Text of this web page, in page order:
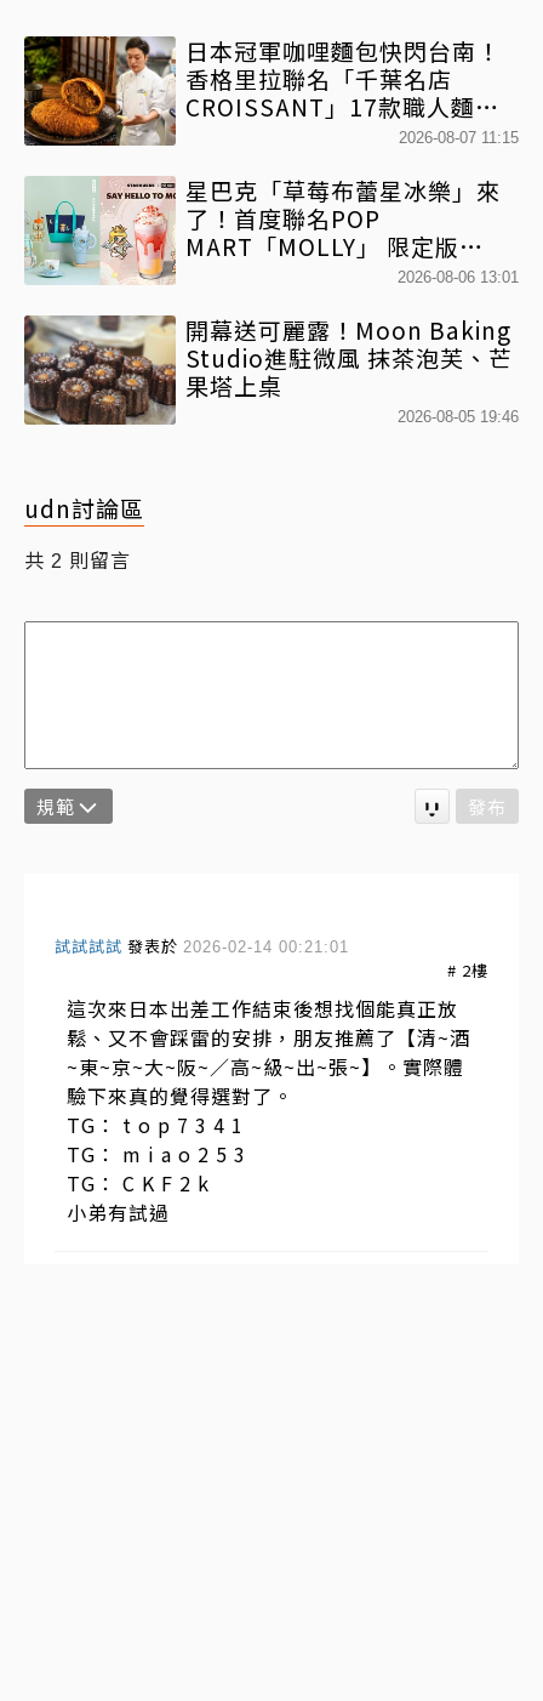
日本冠軍咖哩麵包快閃台南！
香格里拉聯名「千葉名店
CROISSANT」17款職人麵包
2026-08-07 11:15
星巴克「草莓布蕾星冰樂」來
了！首度聯名POP
MART「MOLLY」 限定版
「MOLLYｘBearista小熊杯」
2026-08-06 13:01
開幕送可麗露！Moon Baking
Studio進駐微風 抹茶泡芙、芒
果塔上桌
2026-08-05 19:46
udn討論區
共 2 則留言
規範 發布
試試試試 發表於 2026-02-14 00:21:01
# 2樓
這次來日本出差工作結束後想找個能真正放
鬆、又不會踩雷的安排，朋友推薦了【清~酒
~東~京~大~阪~／高~級~出~張~】。實際體
驗下來真的覺得選對了。
TG： t o p 7 3 4 1
TG： m i a o 2 5 3
TG： C K F 2 k
小弟有試過